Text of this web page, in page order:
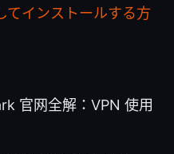
インストールする方
官网全解：VPN 使用